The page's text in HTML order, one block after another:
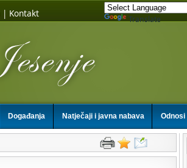
| Kontakt
Translate
Događanja Natječaji i javna nabava